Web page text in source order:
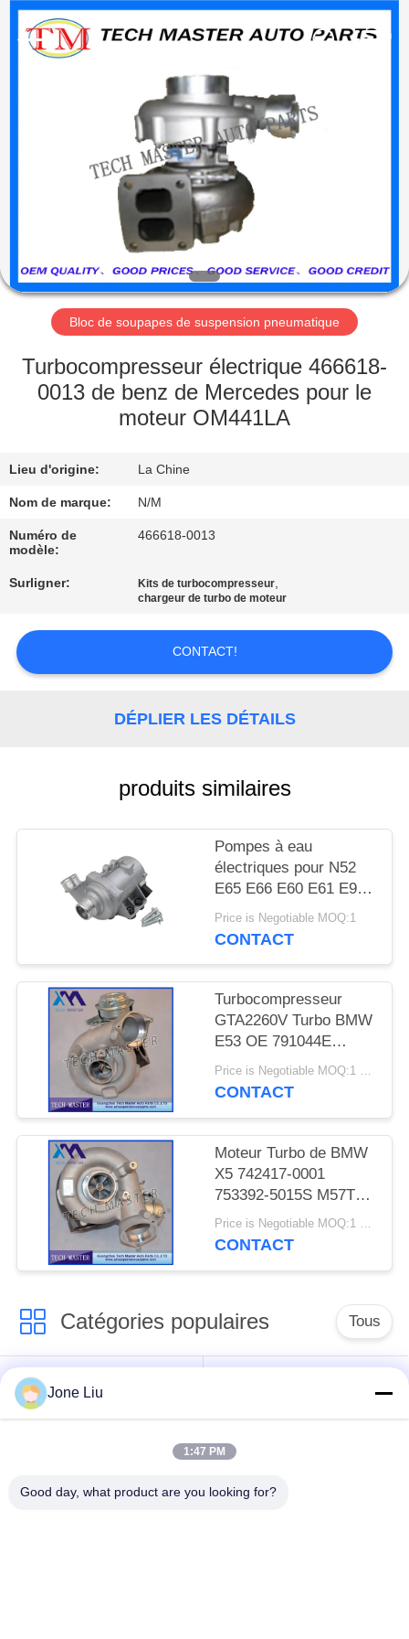
PRODUITS
À
PROPOS
DE
NOUS
DE
L'USINE
DE
QUALITÉ
NOUS
CONTACTER
DEMANDER
UN DEVIS
SITE
INTIMITÉ
POLITIQUE
master
auto
Bloc de soupapes de suspension pneumatique
Turbocompresseur électrique 466618-
0013 de benz de Mercedes pour le
moteur OM441LA
Lieu d'origine: La Chine
Nom de marque: N/M
Numéro de
modèle:
466618-0013
Surligner: Kits de turbocompresseur,
chargeur de turbo de moteur
CONTACT!
DÉPLIER LES DÉTAILS
produits similaires
Pompes à eau
électriques pour N52
E65 E66 E60 E61 E90
E91
Price is Negotiable MOQ:1
CONTACT
Turbocompresseur
GTA2260V Turbo BMW
E53 OE 791044E
7791046F de moteur de
MT57TU
Price is Negotiable MOQ:1 pcs
CONTACT
Moteur Turbo de BMW
X5 742417-0001
753392-5015S M57TU
de turbocompresseur
de GT2260V
Price is Negotiable MOQ:1 pcs
CONTACT
Catégories populaires Tous
Choc de suspension
d'air
benz
pièces de suspension
Jone Liu
1:47 PM
Good day, what product are you looking for?